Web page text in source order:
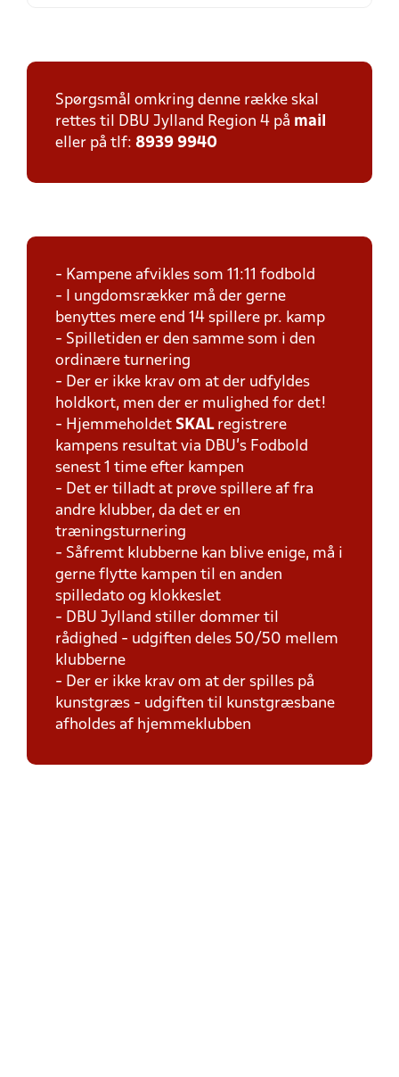
Spørgsmål omkring denne række skal
rettes til DBU Jylland Region 4 på mail
eller på tlf: 8939 9940
- Kampene afvikles som 11:11 fodbold
- I ungdomsrækker må der gerne
benyttes mere end 14 spillere pr. kamp
- Spilletiden er den samme som i den
ordinære turnering
- Der er ikke krav om at der udfyldes
holdkort, men der er mulighed for det!
- Hjemmeholdet SKAL registrere
kampens resultat via DBU's Fodbold
senest 1 time efter kampen
- Det er tilladt at prøve spillere af fra
andre klubber, da det er en
træningsturnering
- Såfremt klubberne kan blive enige, må i
gerne flytte kampen til en anden
spilledato og klokkeslet
- DBU Jylland stiller dommer til
rådighed - udgiften deles 50/50 mellem
klubberne
- Der er ikke krav om at der spilles på
kunstgræs - udgiften til kunstgræsbane
afholdes af hjemmeklubben